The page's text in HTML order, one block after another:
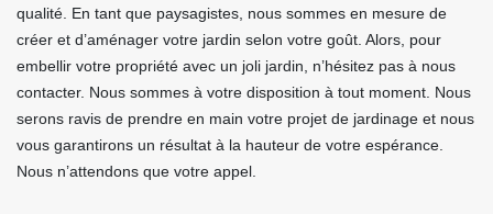
qualité. En tant que paysagistes, nous sommes en mesure de
créer et d’aménager votre jardin selon votre goût. Alors, pour
embellir votre propriété avec un joli jardin, n’hésitez pas à nous
contacter. Nous sommes à votre disposition à tout moment. Nous
serons ravis de prendre en main votre projet de jardinage et nous
vous garantirons un résultat à la hauteur de votre espérance.
Nous n’attendons que votre appel.